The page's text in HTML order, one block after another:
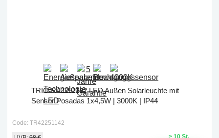
TRIO R42251142 LED Außen Solarleuchte mit
Sensor Posadas 1x4,5W | 3000K | IP44
Code: TR42251142
> 10 St.